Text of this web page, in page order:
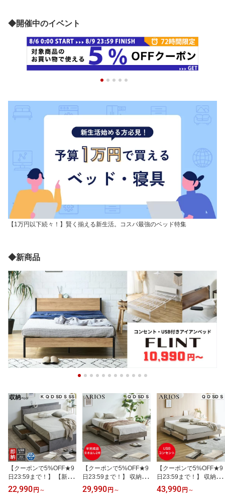
◆開催中のイベント
【1万円以下続々！】賢く揃える新生活。コスパ最強のベッド特集
◆新商品
【クーポンで5%OFF★9
日23:59まで！】 【新色
登場】収納付きベッド ゼ
スト zesto セミシングル
22,990 円 ～
【クーポンで5%OFF★9
日23:59まで！】 収納付
きベッド 脚付きベッド
引き出し アリオス ARIO
29,990 円 ～
【クーポンで5%OFF★9
日23:59まで！】 収納付
きベッド 脚付きベッド
引き出し アリオス ARIO
43,990 円 ～